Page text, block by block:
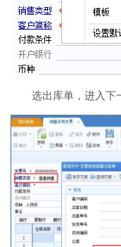
选出库单，进入下